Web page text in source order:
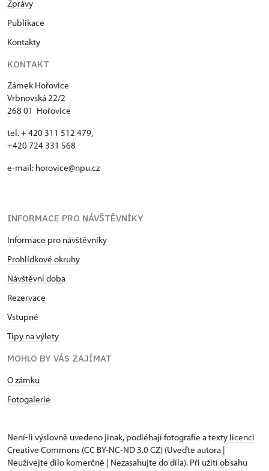
Zprávy
Publikace
Kontakty
KONTAKT
Zámek Hořovice
Vrbnovská 22/2
268 01 Hořovice
tel. + 420 311 512 479,
+420 724 331 568
e-mail: horovice@npu.cz
INFORMACE PRO NÁVŠTĚVNÍKY
Informace pro návštěvníky
Prohlídkové okruhy
Návštěvní doba
Rezervace
Vstupné
Tipy na výlety
MOHLO BY VÁS ZAJÍMAT
O zámku
Fotogalerie
Není-li výslovně uvedeno jinak, podléhají fotografie a texty licenci
Creative Commons (CC BY-NC-ND 3.0 CZ) (Uveďte autora |
Neužívejte dílo komerčně | Nezasahujte do díla). Při užití obsahu